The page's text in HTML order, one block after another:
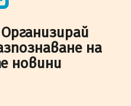
на
новини